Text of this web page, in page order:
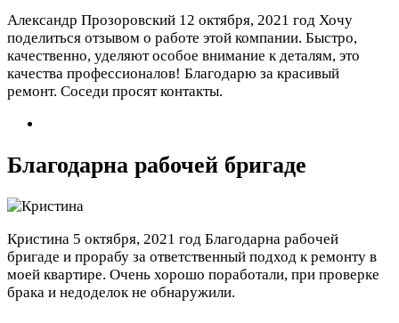
Александр Прозоровский 12 октября, 2021 год Хочу
поделиться отзывом о работе этой компании. Быстро,
качественно, уделяют особое внимание к деталям, это
качества профессионалов! Благодарю за красивый
ремонт. Соседи просят контакты.
Благодарна рабочей бригаде
Кристина 5 октября, 2021 год Благодарна рабочей
бригаде и прорабу за ответственный подход к ремонту в
моей квартире. Очень хорошо поработали, при проверке
брака и недоделок не обнаружили.